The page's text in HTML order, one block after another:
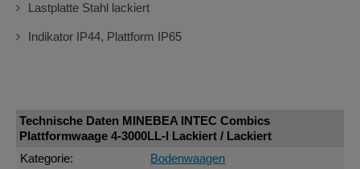
Lastplatte Stahl lackiert
Indikator IP44, Plattform IP65
Technische Daten MINEBEA INTEC Combics
Plattformwaage 4-3000LL-I Lackiert / Lackiert
Kategorie:
Bodenwaagen